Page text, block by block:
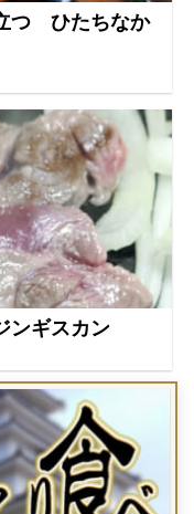
つ ひたちなか
ンギスカン